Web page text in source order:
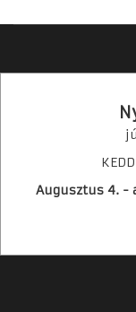
Augusztus 4. -